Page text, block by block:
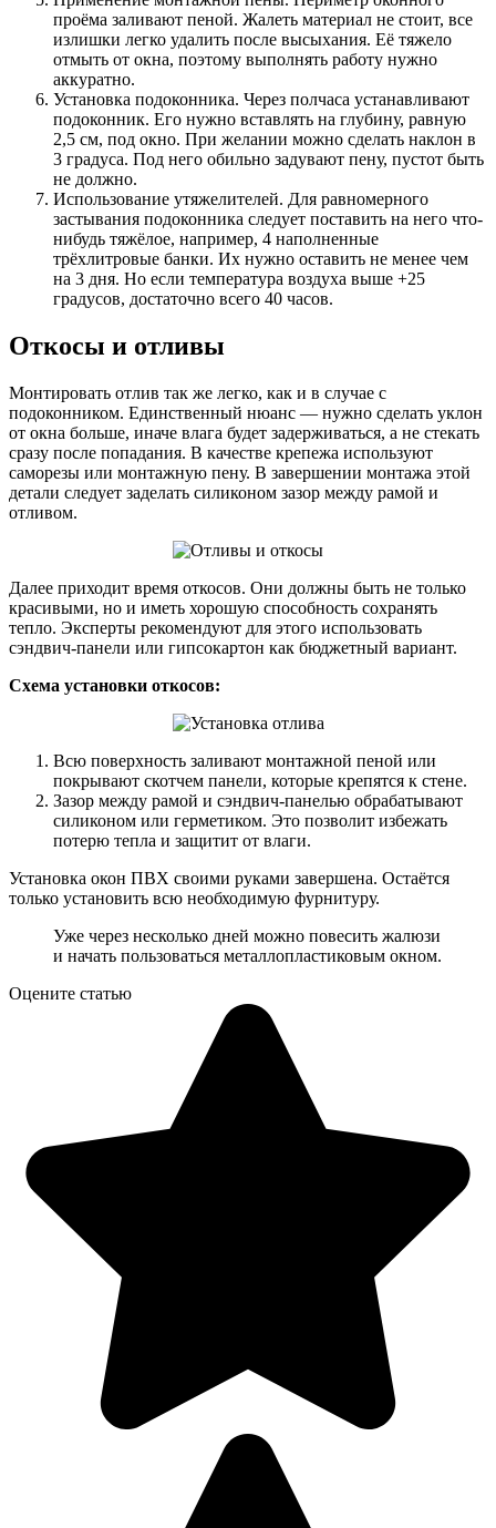
проёма заливают пеной. Жалеть материал не стоит, все
излишки легко удалить после высыхания. Её тяжело
отмыть от окна, поэтому выполнять работу нужно
аккуратно.
Установка подоконника. Через полчаса устанавливают
подоконник. Его нужно вставлять на глубину, равную
2,5 см, под окно. При желании можно сделать наклон в
3 градуса. Под него обильно задувают пену, пустот быть
не должно.
Использование утяжелителей. Для равномерного
застывания подоконника следует поставить на него что-
нибудь тяжёлое, например, 4 наполненные
трёхлитровые банки. Их нужно оставить не менее чем
на 3 дня. Но если температура воздуха выше +25
градусов, достаточно всего 40 часов.
Откосы и отливы
Монтировать отлив так же легко, как и в случае с
подоконником. Единственный нюанс — нужно сделать уклон
от окна больше, иначе влага будет задерживаться, а не стекать
сразу после попадания. В качестве крепежа используют
саморезы или монтажную пену. В завершении монтажа этой
детали следует заделать силиконом зазор между рамой и
отливом.
Далее приходит время откосов. Они должны быть не только
красивыми, но и иметь хорошую способность сохранять
тепло. Эксперты рекомендуют для этого использовать
сэндвич-панели или гипсокартон как бюджетный вариант.
Схема установки откосов:
Всю поверхность заливают монтажной пеной или
покрывают скотчем панели, которые крепятся к стене.
Зазор между рамой и сэндвич-панелью обрабатывают
силиконом или герметиком. Это позволит избежать
потерю тепла и защитит от влаги.
Установка окон ПВХ своими руками завершена. Остаётся
только установить всю необходимую фурнитуру.
Уже через несколько дней можно повесить жалюзи
и начать пользоваться металлопластиковым окном.
Оцените статью